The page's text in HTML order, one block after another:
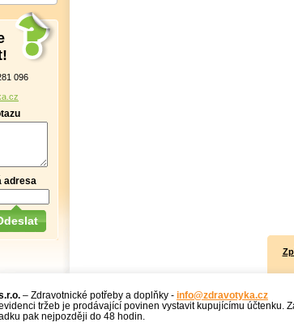
096
adresa
– Zdravotnické potřeby a doplňky - info@zdravotyka.cz
tržeb je prodávající povinen vystavit kupujícímu
pak nejpozději do 48 hodin.